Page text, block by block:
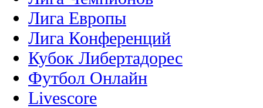
Лига Европы
Лига Конференций
Кубок Либертадорес
Футбол Онлайн
Livescore